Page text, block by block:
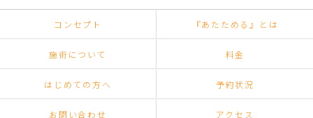
コンセプト 『あたためる』とは
施術について 料金
はじめての方へ 予約状況
お問い合わせ アクセス